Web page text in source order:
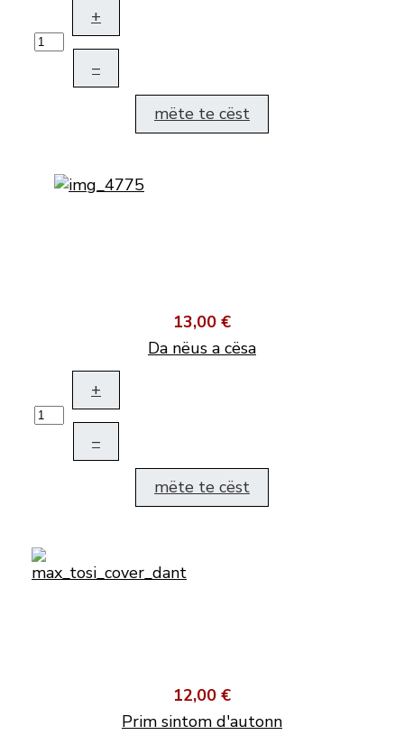
+
–
mëte te cëst
13,00 €
Da nëus a cësa
+
–
mëte te cëst
12,00 €
Prim sintom d'autonn